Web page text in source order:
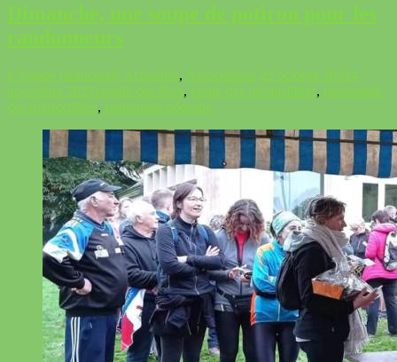
Dimanche, une soupe de potiron pour les
randonneurs
L'équipe municipale Actualités, Associations 23 octobre 20214
novembre 2021 comité des fêtes, rando des irréductibles, randonnée
des irréductibles, randonnée pédestre